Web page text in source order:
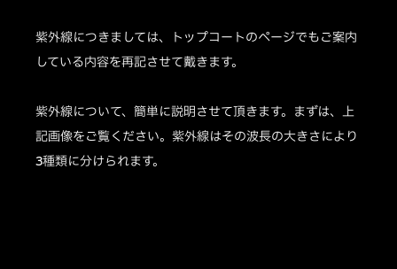
紫外線につきましては、トップコートのページでもご案内
している内容を再記させて戴きます。
紫外線について、簡単に説明させて頂きます。まずは、上
記画像をご覧ください。紫外線はその波長の大きさにより
3種類に分けられます。